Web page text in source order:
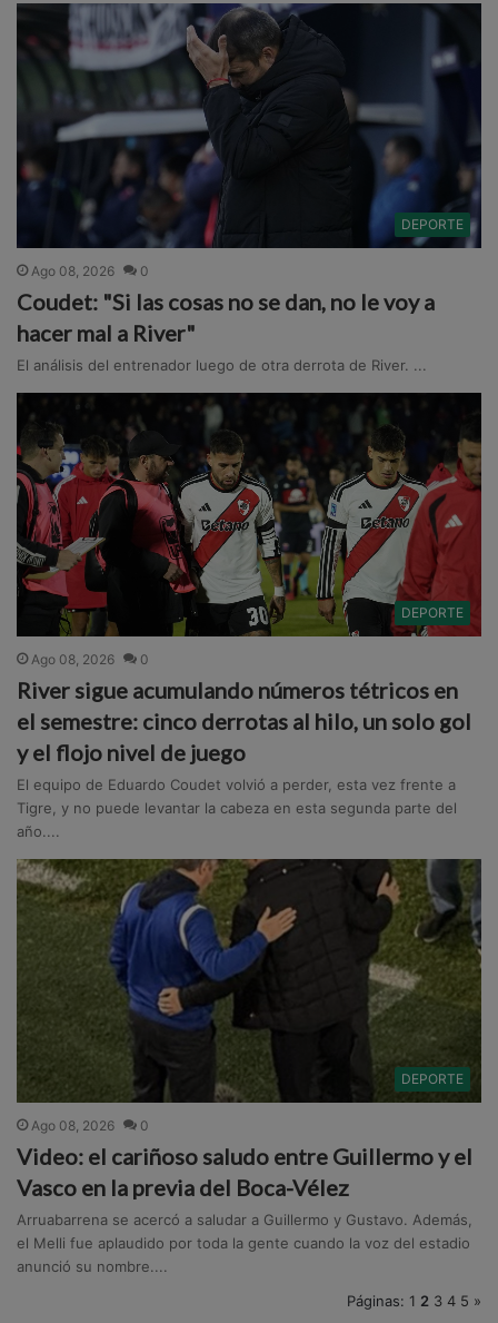
DEPORTE
Ago 08, 2026 0
Coudet: "Si las cosas no se dan, no le voy a
hacer mal a River"
El análisis del entrenador luego de otra derrota de River. ...
DEPORTE
Ago 08, 2026 0
River sigue acumulando números tétricos en
el semestre: cinco derrotas al hilo, un solo gol
y el flojo nivel de juego
El equipo de Eduardo Coudet volvió a perder, esta vez frente a
Tigre, y no puede levantar la cabeza en esta segunda parte del
año....
DEPORTE
Ago 08, 2026 0
Video: el cariñoso saludo entre Guillermo y el
Vasco en la previa del Boca-Vélez
Arruabarrena se acercó a saludar a Guillermo y Gustavo. Además,
el Melli fue aplaudido por toda la gente cuando la voz del estadio
anunció su nombre....
Páginas: 1 2 3 4 5 »